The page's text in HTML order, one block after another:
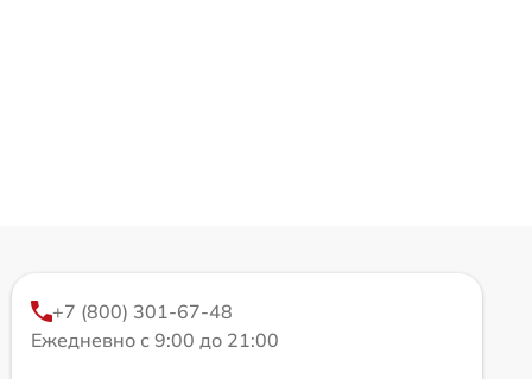
+7 (800) 301-67-48
Ежедневно с 9:00 до 21:00